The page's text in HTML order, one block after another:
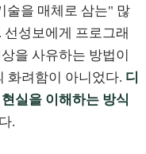
술을 매체로 삼는" 많
성보에게 프로그래
을 사유하는 방법이
화려함이 아니었다. 디
실을 이해하는 방식
.